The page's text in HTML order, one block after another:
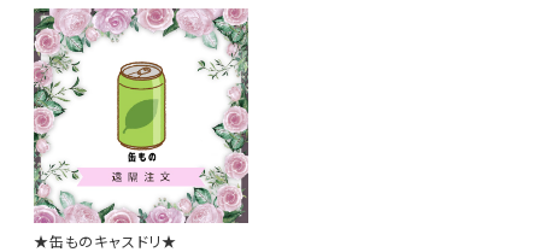
★缶ものキャスドリ★